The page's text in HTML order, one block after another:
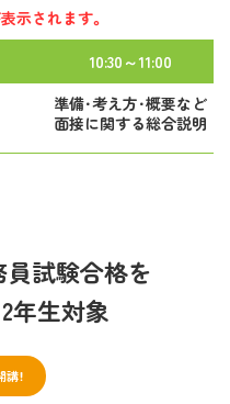
示されます。
10:30～11:00
準備・考え方・概要など
面接に関する総合説明
員試験合格を
2年生対象
！